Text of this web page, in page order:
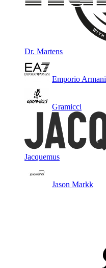
Dr. Martens
Emporio Armani
Gramicci
Jacquemus
Jason Markk